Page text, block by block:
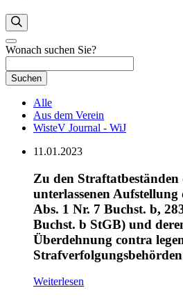
Wonach suchen Sie?
Suchen
Alle
Aus dem Verein
WisteV Journal - WiJ
11.01.2023
Zu den Straftatbeständen
unterlassenen
Abs. 1 Nr. 7 Buchst. b,
Buchst. b StGB) und
Überdehnung contra
Strafverfolgungsbehörden
Weiterlesen